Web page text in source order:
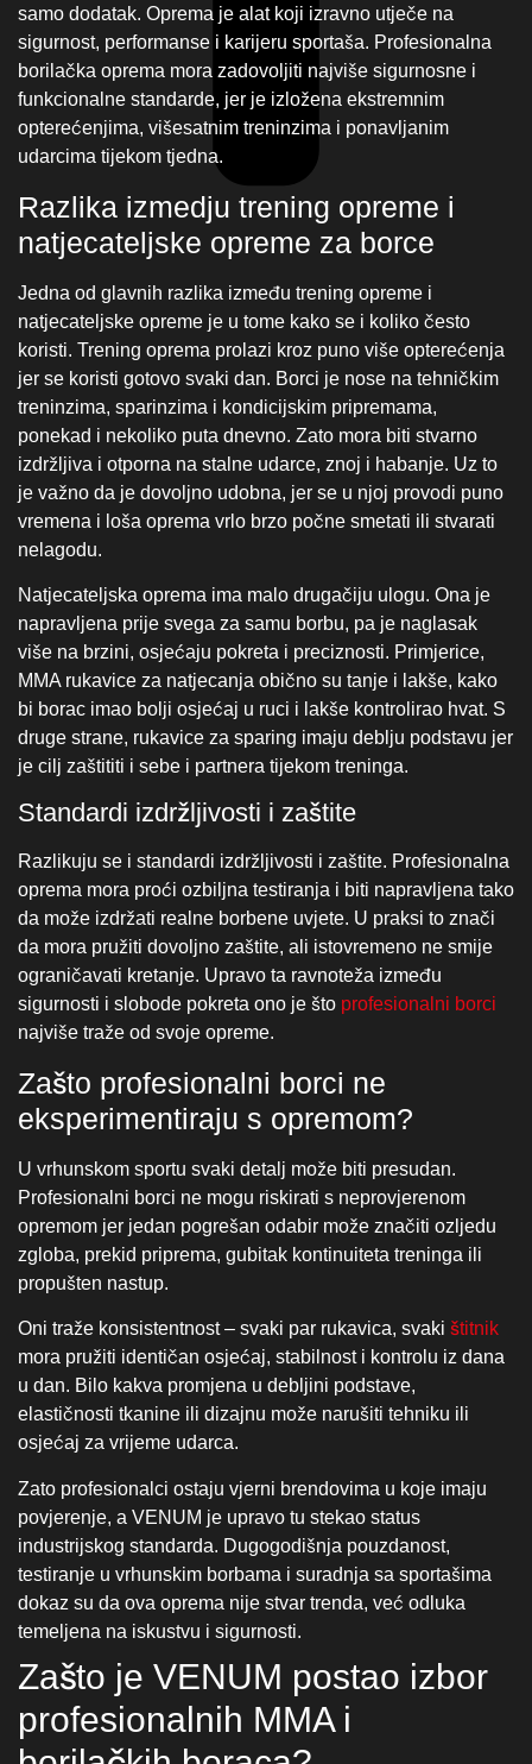
Jedna od glavnih razlika između trening opreme i
natjecateljske opreme je u tome kako se i koliko često
koristi. Trening oprema prolazi kroz puno više opterećenja
jer se koristi gotovo svaki dan. Borci je nose na tehničkim
treninzima, sparinzima i kondicijskim pripremama,
ponekad i nekoliko puta dnevno. Zato mora biti stvarno
izdržljiva i otporna na stalne udarce, znoj i habanje. Uz to
je važno da je dovoljno udobna, jer se u njoj provodi puno
nelagodu.
Natjecateljska oprema ima malo drugačiju ulogu. Ona je
napravljena prije svega za samu borbu, pa je naglasak
više na brzini, osjećaju pokreta i preciznosti. Primjerice,
MMA rukavice za natjecanja obično su tanje i lakše, kako
bi borac imao bolji osjećaj u ruci i lakše kontrolirao hvat. S
druge strane, rukavice za sparing imaju deblju podstavu jer
je cilj zaštititi i sebe i partnera tijekom treninga.
Standardi izdržljivosti i zaštite
Razlikuju se i standardi izdržljivosti i zaštite. Profesionalna
oprema mora proći ozbiljna testiranja i biti napravljena tako
da može izdržati realne borbene uvjete. U praksi to znači
da mora pružiti dovoljno zaštite, ali istovremeno ne smije
ograničavati kretanje. Upravo ta ravnoteža između
sigurnosti i slobode pokreta ono je što
profesionalni borci
najviše traže od svoje opreme.
Zašto profesionalni borci ne
eksperimentiraju s opremom?
U vrhunskom sportu svaki detalj može biti presudan.
Profesionalni borci ne mogu riskirati s neprovjerenom
opremom jer jedan pogrešan odabir može značiti ozljedu
zgloba, prekid priprema, gubitak kontinuiteta treninga ili
propušten nastup.
Oni traže konsistentnost – svaki par rukavica, svaki
mora pružiti identičan osjećaj, stabilnost i kontrolu iz dana
u dan. Bilo kakva promjena u debljini podstave,
elastičnosti tkanine ili dizajnu može narušiti tehniku ili
osjećaj za vrijeme udarca.
Zato profesionalci ostaju vjerni brendovima u koje imaju
povjerenje, a VENUM je upravo tu stekao status
industrijskog standarda. Dugogodišnja pouzdanost,
testiranje u vrhunskim borbama i suradnja sa sportašima
dokaz su da ova oprema nije stvar trenda, već odluka
temeljena na iskustvu i sigurnosti.
Zašto je VENUM postao izbor
borilačkih boraca?
U profesionalnom svijetu borilačkih sportova svaki detalj
opreme može napraviti veliku razliku. Razlika između
pobjede i poraza ponekad ovisi o stabilnosti zgloba,
udarcima. Upravo zato profesionalni sportaši ne biraju
opremu slučajno niti na temelju izgleda – oni biraju
temeljem dokazane funkcionalnosti, sigurnosti i